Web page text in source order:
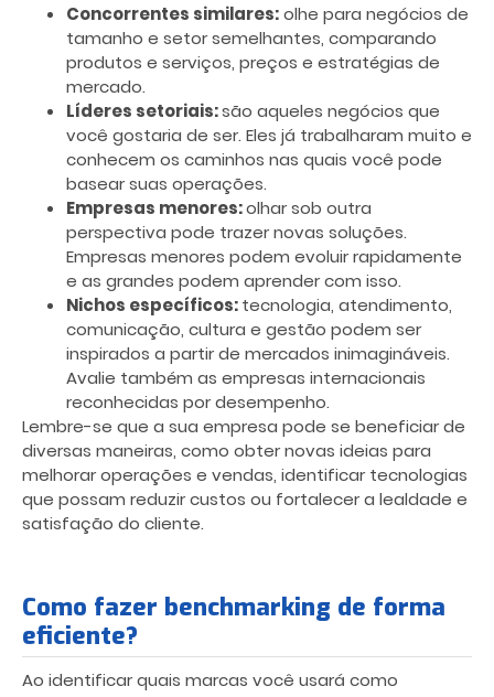
Concorrentes similares:olhe para negócios de
tamanho e setor semelhantes, comparando
produtos e serviços, preços e estratégias de
mercado.
Líderes setoriais:são aqueles negócios que
você gostaria de ser. Eles já trabalharam muito e
conhecem os caminhos nas quais você pode
basear suas operações.
Empresas menores:olhar sob outra
perspectiva pode trazer novas soluções.
Empresas menores podem evoluir rapidamente
e as grandes podem aprender com isso.
Nichos específicos:tecnologia, atendimento,
comunicação, cultura e gestão podem ser
inspirados a partir de mercados inimagináveis.
Avalie também as empresas internacionais
reconhecidas por desempenho.
Lembre-se que a sua empresa pode se beneficiar de
diversas maneiras, como obter novas ideias para
melhorar operações e vendas, identificar tecnologias
que possam reduzir custos ou fortalecer a lealdade e
satisfação do cliente.
Como fazer benchmarking de forma
eficiente?
Ao identificar quais marcas você usará como